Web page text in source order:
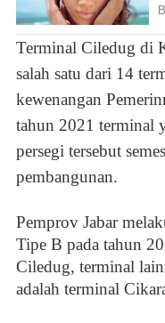
Terminal Ciledug di
salah satu dari 14
kewenangan
tahun 2021 terminal
persegi tersebut
pembangunan.
Pemprov Jabar
Tipe B pada tahun
Ciledug, terminal
adalah terminal